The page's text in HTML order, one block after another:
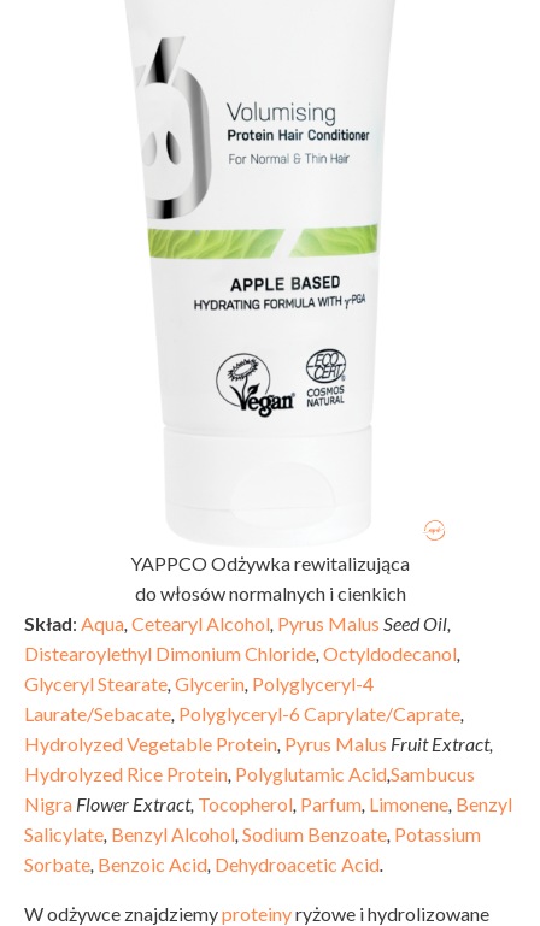
YAPPCO Odżywka rewitalizująca
do włosów normalnych i cienkich
Skład: Aqua Cetearyl Alcohol Pyrus Malus Seed Oil,
Distearoylethyl Dimonium Chloride Octyldodecanol
Glyceryl Stearate Glycerin Polyglyceryl-4
Laurate/Sebacate Polyglyceryl-6 Caprylate/Caprate
Hydrolyzed Vegetable Protein Pyrus Malus Fruit Extract,
Hydrolyzed Rice Protein Polyglutamic AcidSambucus
Nigra Flower Extract, Tocopherol Parfum Limonene Benzyl
Salicylate Benzyl Alcohol Sodium Benzoate Potassium
Sorbate Benzoic Acid Dehydroacetic Acid
W odżywce znajdziemyproteinyryżowe i hydrolizowane